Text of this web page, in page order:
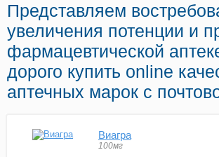
Представляем
увеличения потенции и
фармацевтической
дорого купить online
аптечных марок с
Виагра
100мг